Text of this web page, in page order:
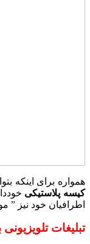
همواره برای اینکه
کیسه پلاستیکی
اطرافیان خود نیز ”
تبلیغات